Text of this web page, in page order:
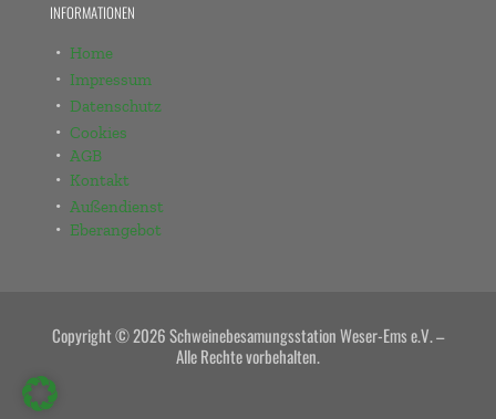
INFORMATIONEN
Home
Impressum
Datenschutz
Cookies
AGB
Kontakt
Außendienst
Eberangebot
Copyright © 2026 Schweinebesamungsstation Weser-Ems e.V. –
Alle Rechte vorbehalten.